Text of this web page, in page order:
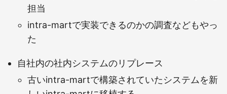
担当
intra-martで実装できるのかの調査などもやっ
た
自社内の社内システムのリプレース
古いintra-martで構築されていたシステムを新